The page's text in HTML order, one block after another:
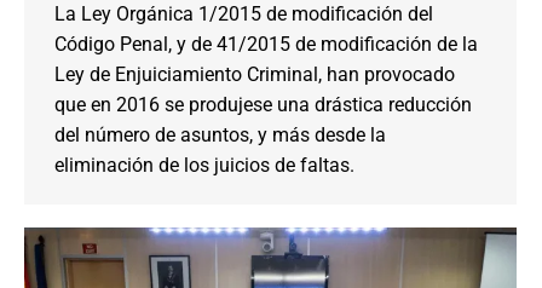
La Ley Orgánica 1/2015 de modificación del
Código Penal, y de 41/2015 de modificación de la
Ley de Enjuiciamiento Criminal, han provocado
que en 2016 se produjese una drástica reducción
del número de asuntos, y más desde la
eliminación de los juicios de faltas.